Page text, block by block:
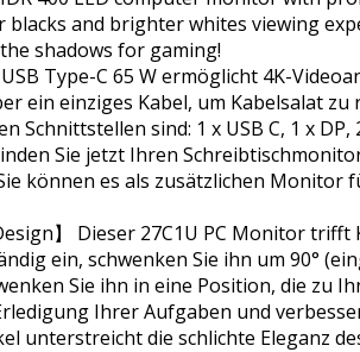
and brighter whites viewing
shadows for gaming!
Type-C 65 W ermöglicht 4K-
ein einziges Kabel, um Kabelsalat zu
sind: 1 x USB C, 1 x DP,
Sie jetzt Ihren
können es als zusätzlichen Monitor
】 Dieser 27C1U PC Monitor
ein, schwenken Sie ihn um 90°
Sie ihn in eine Position, die zu
Ihrer Aufgaben und
unterstreicht die schlichte Eleganz